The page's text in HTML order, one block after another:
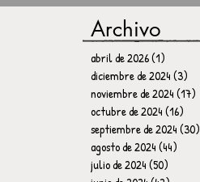
Archivo
abril de 2026(1)
diciembre de 2024(3)
noviembre de 2024(17)
octubre de 2024(16)
septiembre de 2024(30)
agosto de 2024(44)
julio de 2024(50)